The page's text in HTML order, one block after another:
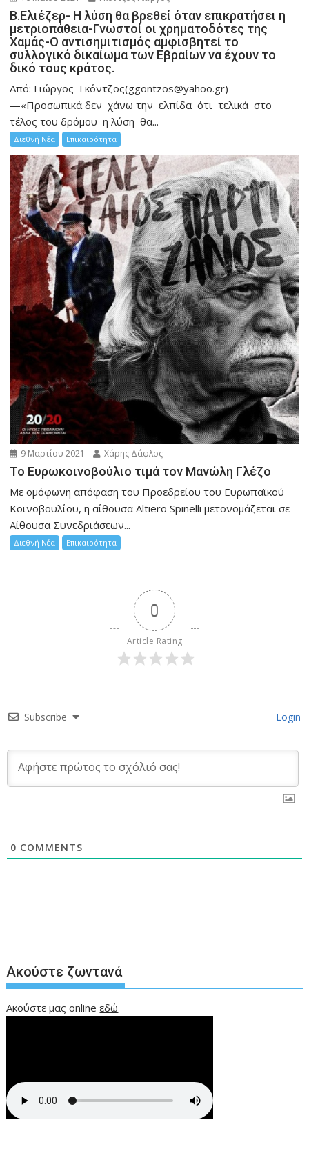
Β.Ελιέζερ- Η λύση θα βρεθεί όταν επικρατήσει η
μετριοπάθεια-Γνωστοί οι χρηματοδότες της
Χαμάς-Ο αντισημιτισμός αμφισβητεί το
συλλογικό δικαίωμα των Εβραίων να έχουν το
δικό τους κράτος.
Από: Γιώργος Γκόντζος(ggontzos@yahoo.gr)
—«Προσωπικά δεν χάνω την ελπίδα ότι τελικά στο
τέλος του δρόμου η λύση θα...
Διεθνή Νέα Επικαιρότητα
9 Μαρτίου 2021 Χάρης Δάφλος
To Eυρωκοινοβούλιο τιμά τον Μανώλη Γλέζο
Με ομόφωνη απόφαση του Προεδρείου του Ευρωπαϊκού
Κοινοβουλίου, η αίθουσα Altiero Spinelli μετονομάζεται σε
Αίθουσα Συνεδριάσεων...
Διεθνή Νέα Επικαιρότητα
0
Article Rating
Subscribe Login
0 COMMENTS
Ακούστε ζωντανά
Ακούστε μας onlineεδώ